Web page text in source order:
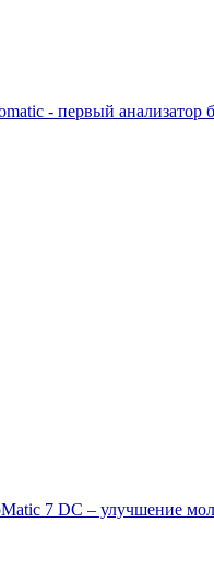
- первый анализатор
7 DC – улучшение